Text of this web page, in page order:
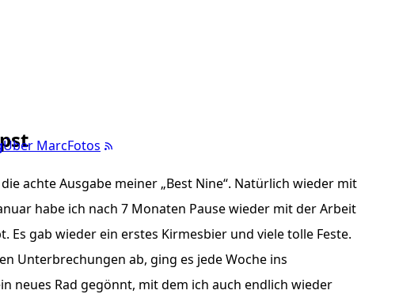
Über MarcFotos
achte Ausgabe meiner „Best Nine“. Natürlich wieder mit
habe ich nach 7 Monaten Pause wieder mit der Arbeit
Es gab wieder ein erstes Kirmesbier und viele tolle Feste.
Unterbrechungen ab, ging es jede Woche ins
neues Rad gegönnt, mit dem ich auch endlich wieder